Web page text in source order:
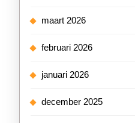
maart 2026
februari 2026
januari 2026
december 2025